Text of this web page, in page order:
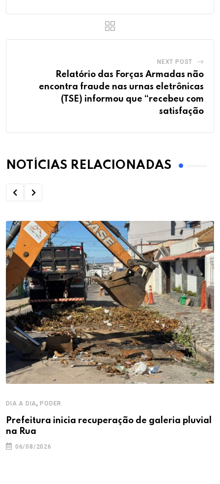
NEXT POST
Relatório das Forças Armadas não
encontra fraude nas urnas eletrônicas
(TSE) informou que “recebeu com
satisfação
NOTÍCIAS RELACIONADAS
DIA A DIA,PODER
Prefeitura inicia recuperação de galeria pluvial
na Rua
06/08/2026